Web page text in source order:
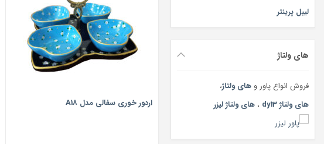
لیبل پرینتر
های ولتاژ
فروش انواع پاور و های ولتاژ،
های ولتاژ dy13
، های ولتاژ لیزر اردور خوری سفالی مدل A18